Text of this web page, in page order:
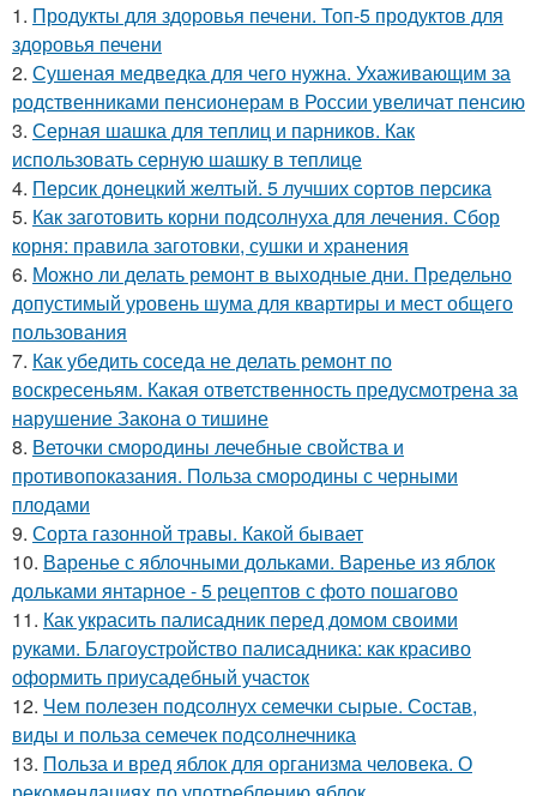
1. Продукты для здоровья печени. Топ-5 продуктов для
здоровья печени
2. Сушеная медведка для чего нужна. Ухаживающим за
родственниками пенсионерам в России увеличат пенсию
3. Серная шашка для теплиц и парников. Как
использовать серную шашку в теплице
4. Персик донецкий желтый. 5 лучших сортов персика
5. Как заготовить корни подсолнуха для лечения. Сбор
корня: правила заготовки, сушки и хранения
6. Можно ли делать ремонт в выходные дни. Предельно
допустимый уровень шума для квартиры и мест общего
пользования
7. Как убедить соседа не делать ремонт по
воскресеньям. Какая ответственность предусмотрена за
нарушение Закона о тишине
8. Веточки смородины лечебные свойства и
противопоказания. Польза смородины с черными
плодами
9. Сорта газонной травы. Какой бывает
10. Варенье с яблочными дольками. Варенье из яблок
дольками янтарное - 5 рецептов с фото пошагово
11. Как украсить палисадник перед домом своими
руками. Благоустройство палисадника: как красиво
оформить приусадебный участок
12. Чем полезен подсолнух семечки сырые. Состав,
виды и польза семечек подсолнечника
13. Польза и вред яблок для организма человека. О